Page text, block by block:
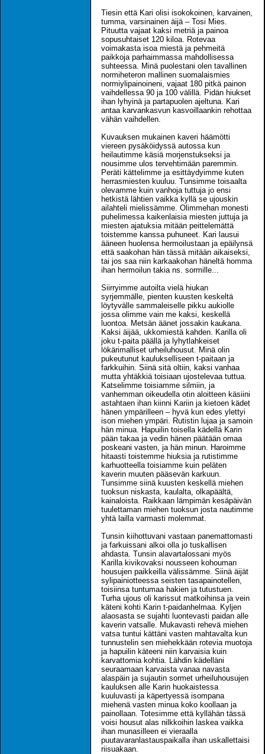
Tiesin että Kari olisi isokokoinen, karvainen,
tumma, varsinainen äijä – Tosi Mies.
Pituutta vajaat kaksi metriä ja painoa
sopusuhtaiset 120 kiloa. Rotevaa
voimakasta isoa miestä ja pehmeitä
paikkoja parhaimmassa mahdollisessa
suhteessa. Minä puolestani olen tavallinen
normiheteron mallinen suomalaismies
normiylipainoineni, vajaat 180 pitkä painon
vaihdellessa 90 ja 100 välillä. Pidän hiukset
ihan lyhyinä ja partapuolen ajeltuna. Kari
antaa karvankasvun kasvoillaankin rehottaa
vähän vaihdellen.
Kuvauksen mukainen kaveri häämötti
viereen pysäköidyssä autossa kun
heilautimme käsiä morjenstukseksi ja
nousimme ulos tervehtimään paremmin.
Peräti kättelimme ja esittäydyimme kuten
herrasmiesten kuuluu. Tunsimme toisaalta
olevamme kuin vanhoja tuttuja jo ensi
hetkistä lähtien vaikka kyllä se ujouskin
ailahteli mielissämme. Olimmehan monesti
puhelimessa kaikenlaisia miesten juttuja ja
miesten ajatuksia mitään peittelemättä
toistemme kanssa puhuneet. Kari lausui
ääneen huolensa hermoilustaan ja epäilynsä
että saakohan hän tässä mitään aikaiseksi,
tai jos saa niin karkaakohan häneltä homma
ihan hermoilun takia ns. sormille...
Siirryimme autoilta vielä hiukan
syrjemmälle, pienten kuusten keskeltä
löytyvälle sammaleiselle pikku aukiolle
jossa olimme vain me kaksi, keskellä
luontoa. Metsän äänet jossakin kaukana.
Kaksi äijää, ukkomiestä kahden. Karilla oli
joku t-paita päällä ja lyhytlahkeiset
lökärimalliset urheiluhousut. Minä olin
pukeutunut kaulukselliseen t-paitaan ja
farkkuihin. Siinä sitä oltiin, kaksi vanhaa
mutta yhtäkkiä toisiaan ujostelevaa tuttua.
Katselimme toisiamme silmiin, ja
vanhemman oikeudella otin aloitteen käsiini
astahtaen ihan kiinni Kariin ja kietoen kädet
hänen ympärilleen – hyvä kun edes ylettyi
ison miehen ympäri. Rutistin lujaa ja samoin
hän minua. Hapuilin toisella kädellä Karin
pään takaa ja vedin hänen päätään omaa
poskeani vasten, ja hän minun. Haroimme
hitaasti toistemme hiuksia ja rutistimme
karhuotteella toisiamme kuin peläten
kaverin muuten pääsevän karkuun.
Tunsimme siinä kuusten keskellä miehen
tuoksun niskasta, kaulalta, olkapäältä,
kainaloista. Raikkaan lämpimän kesäpäivän
tuulettaman miehen tuoksun josta nautimme
yhtä lailla varmasti molemmat.
Tunsin kiihottuvani vastaan panemattomasti
ja farkuissani alkoi olla jo tuskallisen
ahdasta. Tunsin alavartalossani myös
Karilla kivikovaksi nousseen kohouman
housujen paikkeilla välissämme. Siinä äijät
sylipainiotteessa seisten tasapainotellen,
toisiinsa tuntumaa hakien ja tutustuen.
Turha ujous oli karissut matkoihinsa ja vein
käteni kohti Karin t-paidanhelmaa. Kyljen
alaosasta se sujahti luontevasti paidan alle
kaverin vatsalle. Mukavasti rehevä miehen
vatsa tuntui kättäni vasten mahtavalta kun
tunnustelin sen miehekkään rotevia muotoja
ja hapuilin käteeni niin karvaisia kuin
karvattomia kohtia. Lähdin kädelläni
seuraamaan karvaista vanaa navasta
alaspäin ja sujautin sormet urheiluhousujen
kauluksen alle Karin huokaistessa
kuuluvasti ja käpertyessä isompana
miehenä vasten minua koko koollaan ja
painollaan. Totesimme että kyllähän tässä
voisi housut alas nilkkoihin laskea vaikka
ihan munasilleen ei vieraalla
puutavaranlastauspaikalla ihan uskallettaisi
riisuakaan.